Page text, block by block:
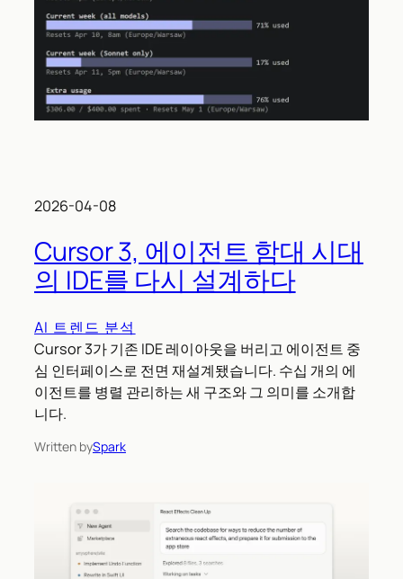
2026-04-08
Cursor 3, 에이전트 함대 시대
의 IDE를 다시 설계하다
AI 트렌드 분석
Cursor 3가 기존 IDE 레이아웃을 버리고 에이전트 중
심 인터페이스로 전면 재설계됐습니다. 수십 개의 에
이전트를 병렬 관리하는 새 구조와 그 의미를 소개합
니다.
Written bySpark